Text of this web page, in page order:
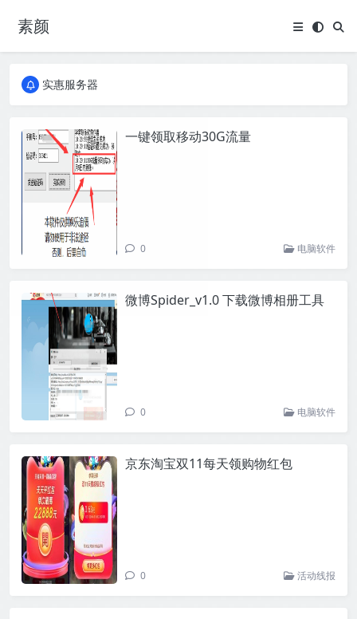
素颜
全国免费包邮流量卡
全国免费包邮流量卡
一键领取移动30G流量
0 电脑软件
微博Spider_v1.0 下载微博相册工具
0 电脑软件
京东淘宝双11每天领购物红包
0 活动线报